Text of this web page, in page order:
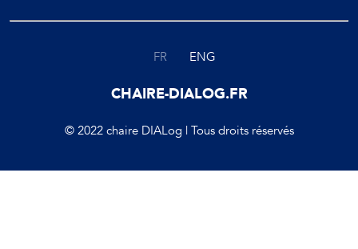
FR ENG
CHAIRE-DIALOG.FR
© 2022 chaire DIALog | Tous droits réservés